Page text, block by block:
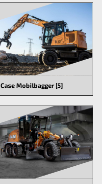
Case Mobilbagger [5]